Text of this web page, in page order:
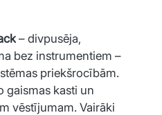
– divpusēja,
bez instrumentiem –
priekšrocībām.
gaismas kasti un
vēstījumam. Vairāki